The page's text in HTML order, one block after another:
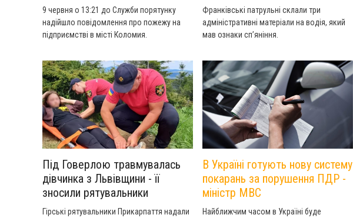
9 червня о 13:21 до Служби порятунку
надійшло повідомлення про пожежу на
підприємстві в місті Коломия.
Франківські патрульні склали три
адміністративні матеріали на водія, який
мав ознаки сп’яніння.
Під Говерлою травмувалась
дівчинка з Львівщини - її
зносили рятувальники
Гірські рятувальники Прикарпаття надали
В Україні готують нову систему
покарань за порушення ПДР -
міністр МВС
Найближчим часом в Україні буде